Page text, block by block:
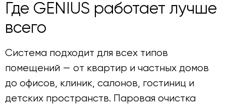
Где GENIUS работает лучше
всего
Система подходит для всех типов
помещений — от квартир и частных домов
до офисов, клиник, салонов, гостиниц и
детских пространств. Паровая очистка